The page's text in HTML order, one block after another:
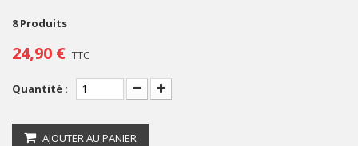
8 Produits
24,90 € TTC
Quantité :
AJOUTER AU PANIER